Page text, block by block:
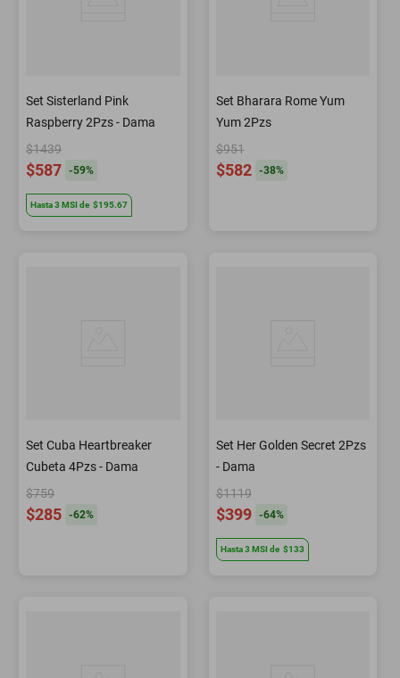
Set Sisterland Pink
Raspberry 2Pzs - Dama
$1439
$587 -59%
Hasta3 MSIde $195.67
Set Bharara Rome Yum
Yum 2Pzs
$951
$582 -38%
Set Cuba Heartbreaker
Cubeta 4Pzs - Dama
$759
$285 -62%
Set Her Golden Secret 2Pzs
- Dama
$1119
$399 -64%
Hasta3 MSIde $133